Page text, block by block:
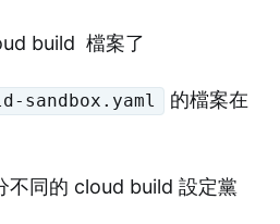
build 檔案了
sandbox.yaml
的檔案在
不同的 cloud build 設定黨